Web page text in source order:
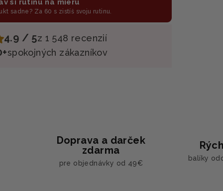
sadne? Za 60 s zistíš svoju rutinu.
4.9 / 5z 1 548 recenzií
spokojných zákazníkov
Doprava a darček
zdarma
pre objednávky od 49€
balíky